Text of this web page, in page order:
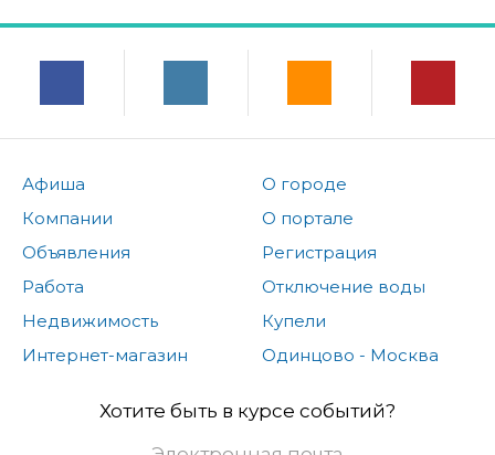
Афиша
Компании
Объявления
Работа
Недвижимость
Интернет-магазин
О городе
О портале
Регистрация
Отключение воды
Купели
Одинцово - Москва
Хотите быть в курсе событий?